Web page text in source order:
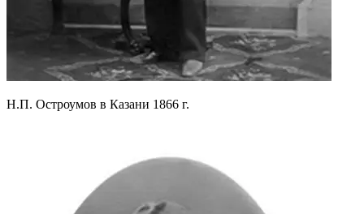
Н.П. Остроумов в Казани 1866 г.